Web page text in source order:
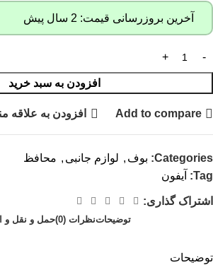
آخرین بروزرسانی قیمت: 2 سال پیش
افزودن به سبد خرید
Add to compare افزودن به علاقه
Categories: بوف , لوازم جانبی , محافظ
Tag:
آیفون
اشتراک گذاری:
توضیحاتنظرات (0) حمل و نقل و
توضیحات